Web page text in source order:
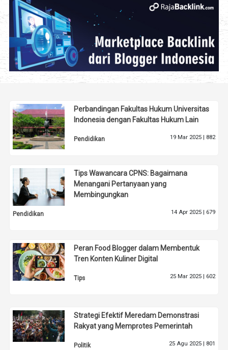
Perbandingan Fakultas Hukum Universitas
Indonesia dengan Fakultas Hukum Lain
Pendidikan 19 Mar 2025 | 882
Tips Wawancara CPNS: Bagaimana
Menangani Pertanyaan yang
Membingungkan
Pendidikan 14 Apr 2025 | 679
Peran Food Blogger dalam Membentuk
Tren Konten Kuliner Digital
Tips 25 Mar 2025 | 602
Strategi Efektif Meredam Demonstrasi
Rakyat yang Memprotes Pemerintah
Politik 25 Agu 2025 | 801